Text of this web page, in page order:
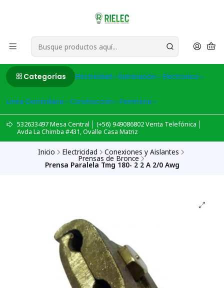
Categorías Electricidad Iluminación Electronica
Linea Domiciliaria Construcción Ferreteria
532633497 Mesa Central │ (+56) 949086802 Venta Telefónica │
Avda La Chimba #431, Ovalle Casa Matriz
Inicio Electricidad Conexiones y Aislantes
Prensas de Bronce
Prensa Paralela Tmg 180- 2 2 A 2/0 Awg